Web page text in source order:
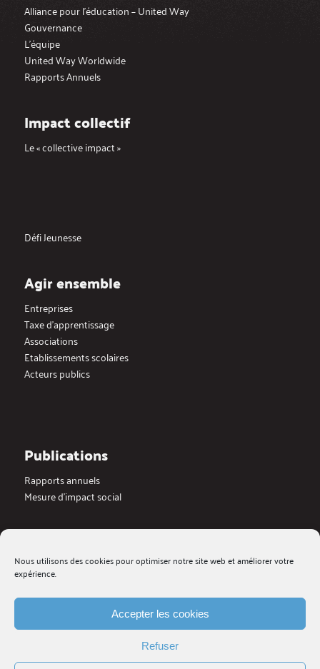
Nous utilisons des cookies pour optimiser notre site web et améliorer votre
expérience.
Accepter les cookies
Refuser
Alliance pour l’éducation – United Way
Gouvernance
L’équipe
United Way Worldwide
Rapports Annuels
Impact collectif
Le « collective impact »
Défi Jeunesse
Agir ensemble
Entreprises
Taxe d’apprentissage
Associations
Etablissements scolaires
Acteurs publics
Publications
Rapports annuels
Mesure d’impact social
Dernières actualités
Blog
Medias